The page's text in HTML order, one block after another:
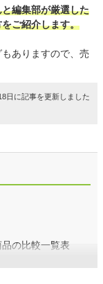
編集部が厳選した
ご紹介します。
ありますので、売
日に記事を更新しました
の比較一覧表